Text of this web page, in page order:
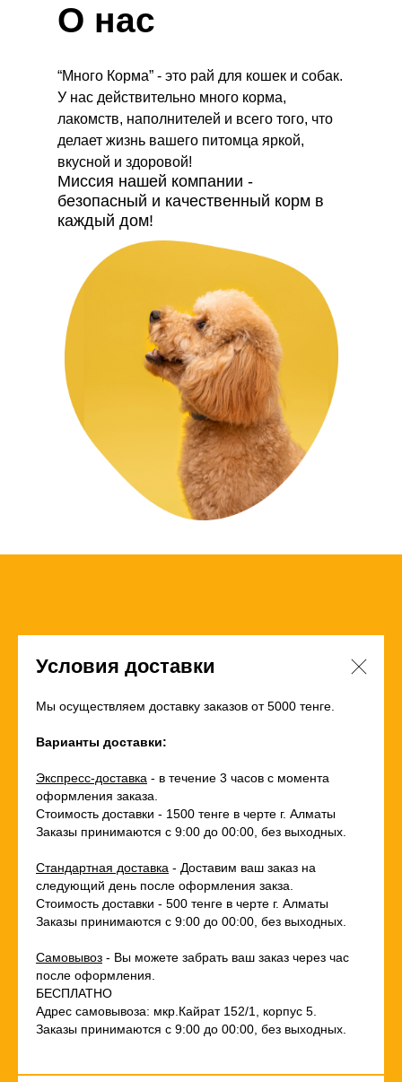
“Много Корма” - это рай для кошек и собак.
У нас действительно много корма,
лакомств, наполнителей и всего того, что
делает жизнь вашего питомца яркой,
вкусной и здоровой!
Миссия нашей компании -
безопасный и качественный корм в
каждый дом!
О нас
Условия доставки
Мы осуществляем доставку заказов от 5000 тенге.
Варианты доставки:
Экспресс-доставка - в течение 3 часов с момента
оформления заказа.
Стоимость доставки - 1500 тенге в черте г. Алматы
Заказы принимаются с 9:00 до 00:00, без выходных.
Стандартная доставка - Доставим ваш заказ на
следующий день после оформления закза.
Стоимость доставки - 500 тенге в черте г. Алматы
Заказы принимаются с 9:00 до 00:00, без выходных.
Самовывоз - Вы можете забрать ваш заказ через час
после оформления.
БЕСПЛАТНО
Адрес самовывоза: мкр.Кайрат 152/1, корпус 5.
Заказы принимаются с 9:00 до 00:00, без выходных.